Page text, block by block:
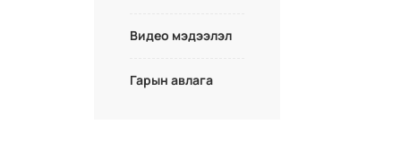
Видео мэдээлэл
Гарын авлага